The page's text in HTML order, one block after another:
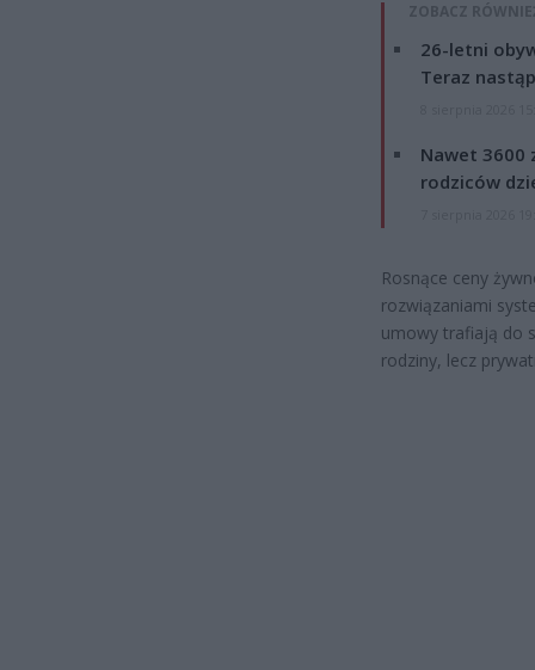
ZOBACZ
26-letni
Teraz
Nawet 3600
rodziców
Rosnące ceny
rozwiązaniami
umowy trafiają do
rodziny, lecz